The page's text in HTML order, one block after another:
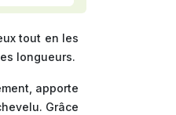
tout en les
longueurs.
apporte
Grâce